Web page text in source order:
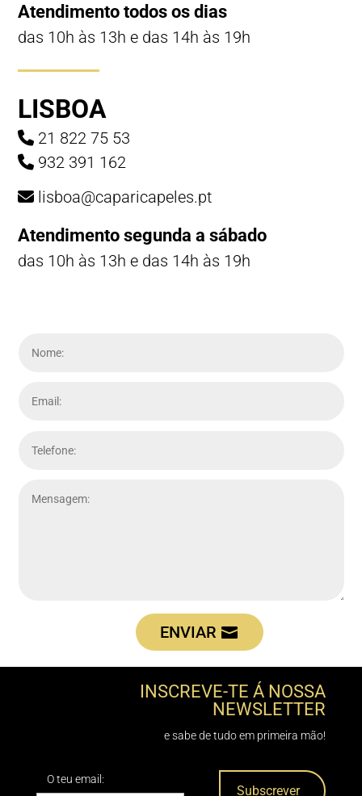
Atendimento todos os dias
das 10h às 13h e das 14h às 19h
LISBOA
21 822 75 53
932 391 162
lisboa@caparicapeles.pt
Atendimento segunda a sábado
das 10h às 13h e das 14h às 19h
ENVIAR
INSCREVE-TE Á NOSSA
NEWSLETTER
e sabe de tudo em primeira mão!
O teu email: